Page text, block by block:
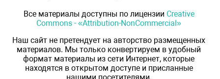
Все материалы доступны по лицензии Creative
Commons - «Attribution-NonCommercial»
Наш сайт не претендует на авторство размещенных
материалов. Мы только конвертируем в удобный
формат материалы из сети Интернет, которые
находятся в открытом доступе и присланные